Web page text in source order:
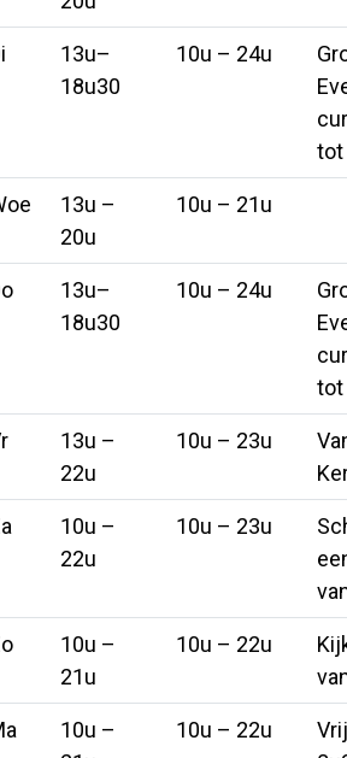
13u–
18u30
10u – 24u
tot
13u –
20u
10u – 21u
13u–
18u30
10u – 24u
tot
13u –
22u
10u – 23u
10u –
22u
10u – 23u
10u –
21u
10u – 22u
10u –
10u – 22u